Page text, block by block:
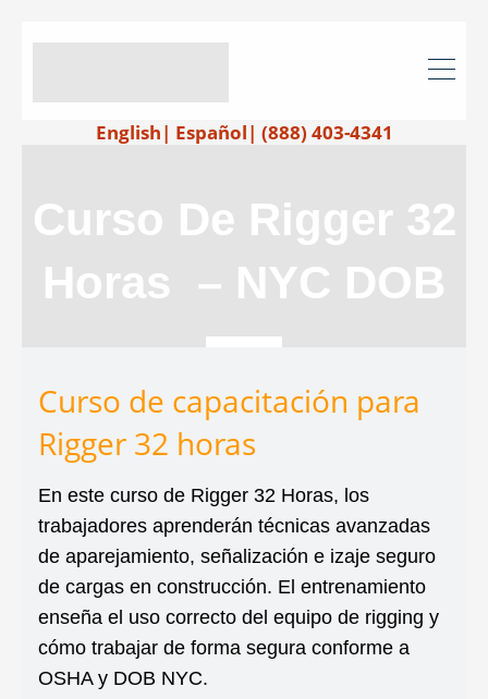
English| Español| (888) 403-4341
Curso De Rigger 32
Horas – NYC DOB
Curso de capacitación para
Rigger 32 horas
En este curso de Rigger 32 Horas, los
trabajadores aprenderán técnicas avanzadas
de aparejamiento, señalización e izaje seguro
de cargas en construcción. El entrenamiento
enseña el uso correcto del equipo de rigging y
cómo trabajar de forma segura conforme a
OSHA y DOB NYC.